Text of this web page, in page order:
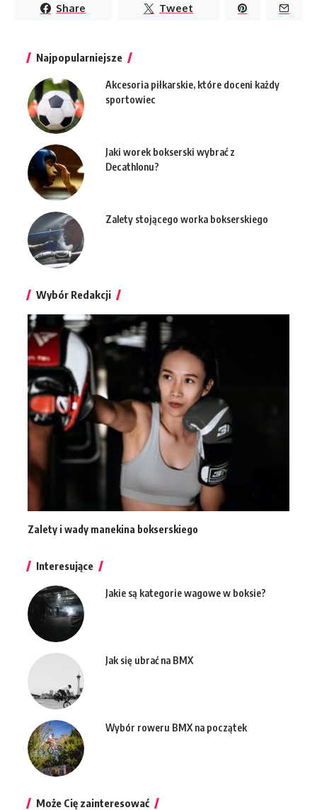
Share Tweet
Najpopularniejsze
Akcesoria piłkarskie, które doceni każdy
sportowiec
Jaki worek bokserski wybrać z
Decathlonu?
Zalety stojącego worka bokserskiego
Wybór Redakcji
Zalety i wady manekina bokserskiego
Interesujące
Jakie są kategorie wagowe w boksie?
Jak się ubrać na BMX
Wybór roweru BMX na początek
Może Cię zainteresować